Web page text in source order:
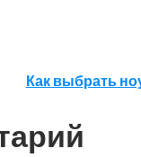
Как выбрать